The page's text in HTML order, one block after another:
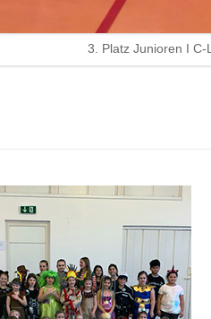
3. Platz Junioren I C-